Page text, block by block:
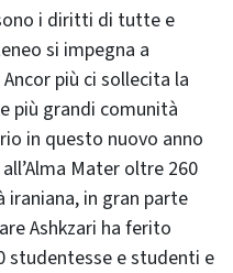
i diritti di tutte e
si impegna a
più ci sollecita la
più grandi comunità
in questo nuovo anno
Mater oltre 260
in gran parte
Ashkzari ha ferito
studentesse e studenti e